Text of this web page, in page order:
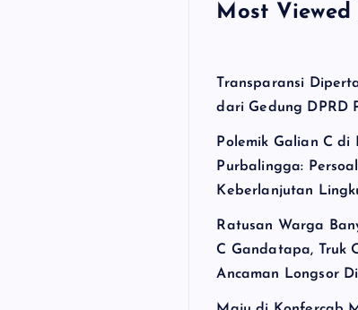
Most Viewed
Transparansi
dari Gedung DPRD
Polemik Galian C di
Purbalingga:
Keberlanjutan
Ratusan Warga
C Gandatapa, Truk
Ancaman Longsor